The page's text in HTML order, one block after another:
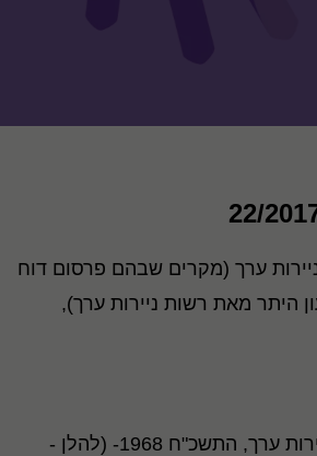
ערך (מקרים שבהם פרסום דוח
היתר מאת רשות ניירות ערך),
סעיף 23 א לחוק ניירות ערך, התשכ"ח 1968- (להלן -